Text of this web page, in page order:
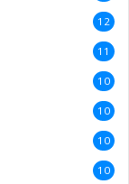
12
11
10
10
10
10